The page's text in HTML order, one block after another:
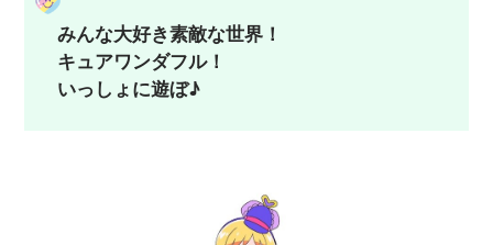
みんな大好き素敵な世界！
キュアワンダフル！
いっしょに遊ぼ♪